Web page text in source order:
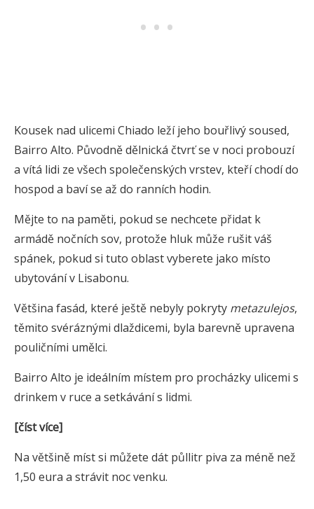
Kousek nad ulicemi Chiado leží jeho bouřlivý soused,
Bairro Alto. Původně dělnická čtvrť se v noci probouzí
a vítá lidi ze všech společenských vrstev, kteří chodí do
hospod a baví se až do ranních hodin.
Mějte to na paměti, pokud se nechcete přidat k
armádě nočních sov, protože hluk může rušit váš
spánek, pokud si tuto oblast vyberete jako místo
ubytování v Lisabonu.
Většina fasád, které ještě nebyly pokryty metazulejos,
těmito svéráznými dlaždicemi, byla barevně upravena
pouličními umělci.
Bairro Alto je ideálním místem pro procházky ulicemi s
drinkem v ruce a setkávání s lidmi.
[číst více]
Na většině míst si můžete dát půllitr piva za méně než
1,50 eura a strávit noc venku.